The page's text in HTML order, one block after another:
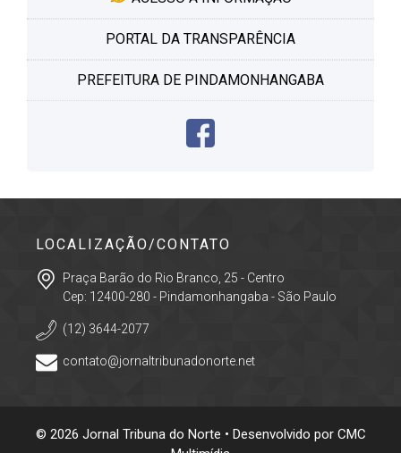
PORTAL DA TRANSPARÊNCIA
PREFEITURA DE PINDAMONHANGABA
LOCALIZAÇÃO/CONTATO
Praça Barão do Rio Branco, 25 - Centro
Cep: 12400-280 - Pindamonhangaba - São Paulo
(12) 3644-2077
contato@jornaltribunadonorte.net
© 2026 Jornal Tribuna do Norte • Desenvolvido por CMC